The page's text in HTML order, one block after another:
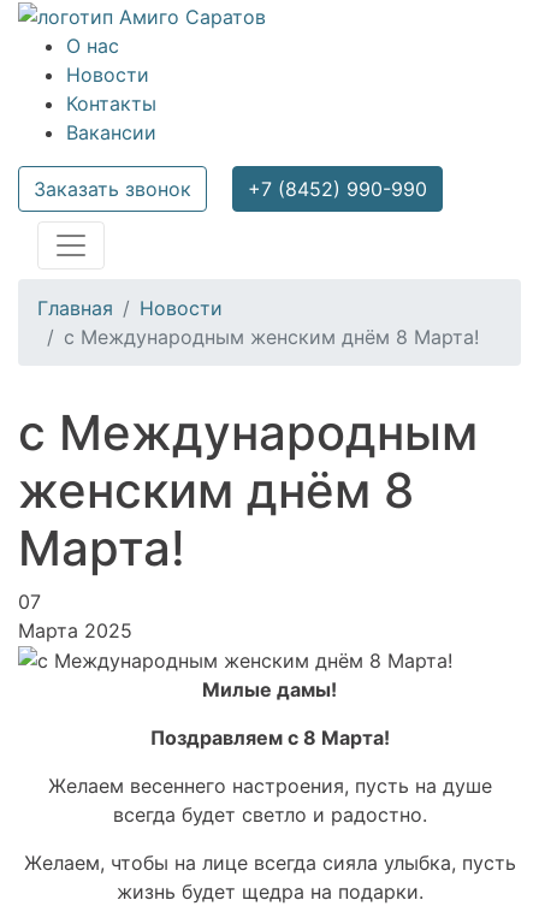
О нас
Новости
Контакты
Вакансии
Заказать звонок +7 (8452) 990-990
Главная
Новости
с Международным женским днём 8 Марта!
с Международным
женским днём 8
Марта!
07
Марта 2025
Милые дамы!
Поздравляем с 8 Марта!
Желаем весеннего настроения, пусть на душе
всегда будет светло и радостно.
Желаем, чтобы на лице всегда сияла улыбка, пусть
жизнь будет щедра на подарки.